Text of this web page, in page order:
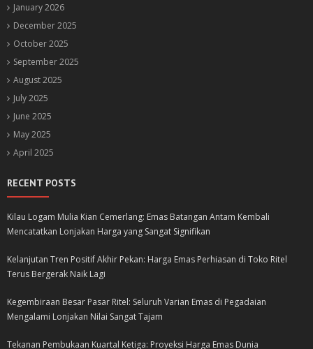
January 2026
December 2025
October 2025
September 2025
August 2025
July 2025
June 2025
May 2025
April 2025
RECENT POSTS
Kilau Logam Mulia Kian Cemerlang: Emas Batangan Antam Kembali
Mencatatkan Lonjakan Harga yang Sangat Signifikan
Kelanjutan Tren Positif Akhir Pekan: Harga Emas Perhiasan di Toko Ritel
Terus Bergerak Naik Lagi
Kegembiraan Besar Pasar Ritel: Seluruh Varian Emas di Pegadaian
Mengalami Lonjakan Nilai Sangat Tajam
Tekanan Pembukaan Kuartal Ketiga: Proyeksi Harga Emas Dunia